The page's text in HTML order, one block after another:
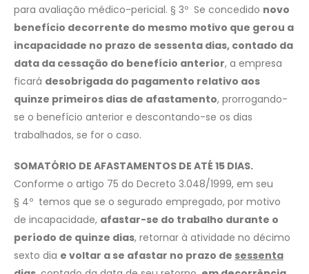
para avaliação médico-pericial. § 3º Se concedido novo
benefício decorrente do mesmo motivo que gerou a
incapacidade no prazo de sessenta dias, contado da
data da cessação do benefício anterior, a empresa
ficará desobrigada do pagamento relativo aos
quinze primeiros dias de afastamento, prorrogando-
se o benefício anterior e descontando-se os dias
trabalhados, se for o caso.
SOMATÓRIO DE AFASTAMENTOS DE ATÉ 15 DIAS.
Conforme o artigo 75 do Decreto 3.048/1999, em seu
§ 4º temos que se o segurado empregado, por motivo
de incapacidade, afastar-se do trabalho durante o
período de quinze dias, retornar à atividade no décimo
sexto dia e voltar a se afastar no prazo de sessenta